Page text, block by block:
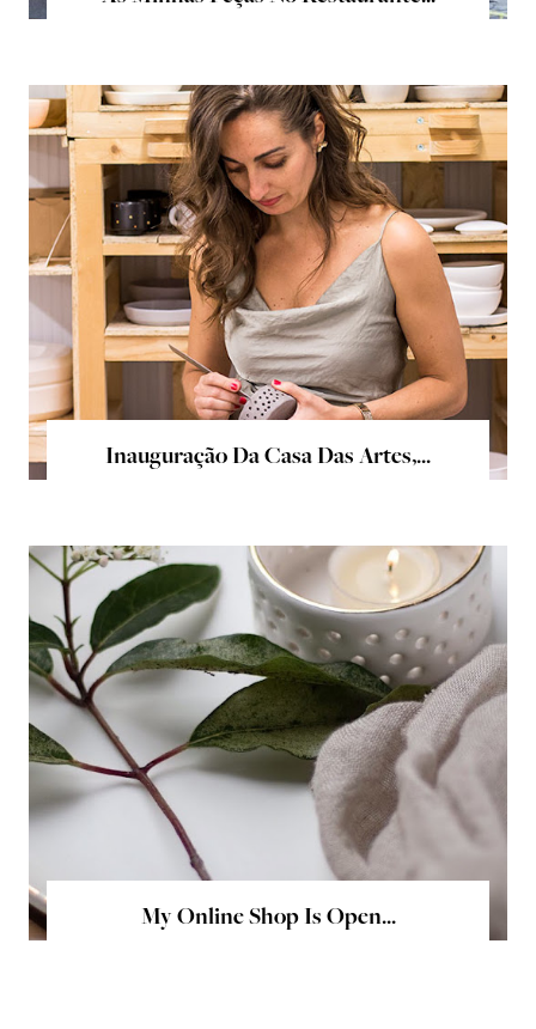
Inauguração Da Casa Das Artes,...
My Online Shop Is Open...